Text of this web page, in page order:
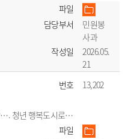
파일
담당부서
민원봉
사과
작성일
2026.05.
21
번호
13,202
청년 행복도시로 도약
파일